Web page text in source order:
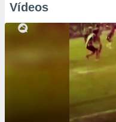
Vídeos